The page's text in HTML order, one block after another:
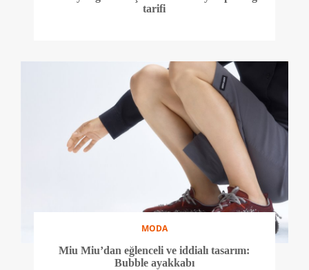
tarifi
MODA
Miu Miu’dan eğlenceli ve iddialı tasarım:
Bubble ayakkabı